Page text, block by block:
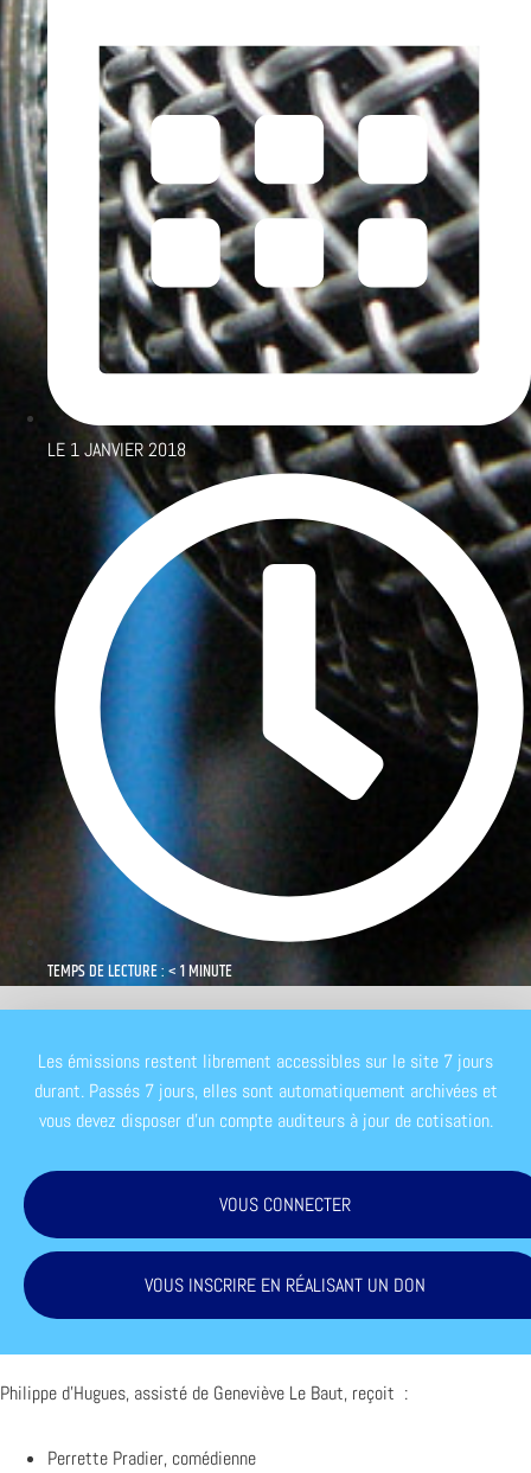
LE 1 JANVIER 2018
TEMPS DE LECTURE : < 1 MINUTE
Les émissions restent librement accessibles sur le site 7 jours
durant. Passés 7 jours, elles sont automatiquement archivées et
vous devez disposer d'un compte auditeurs à jour de cotisation.
VOUS CONNECTER
VOUS INSCRIRE EN RÉALISANT UN DON
Philippe d’Hugues, assisté de Geneviève Le Baut, reçoit :
Perrette Pradier, comédienne